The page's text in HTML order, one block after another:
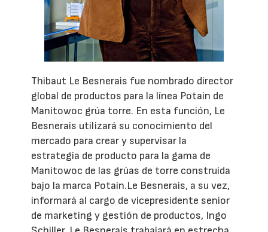
Thibaut Le Besnerais fue nombrado director
global de productos para la línea Potain de
Manitowoc grúa torre. En esta función, Le
Besnerais utilizará su conocimiento del
mercado para crear y supervisar la
estrategia de producto para la gama de
Manitowoc de las grúas de torre construida
bajo la marca Potain.Le Besnerais, a su vez,
informará al cargo de vicepresidente senior
de marketing y gestión de productos, Ingo